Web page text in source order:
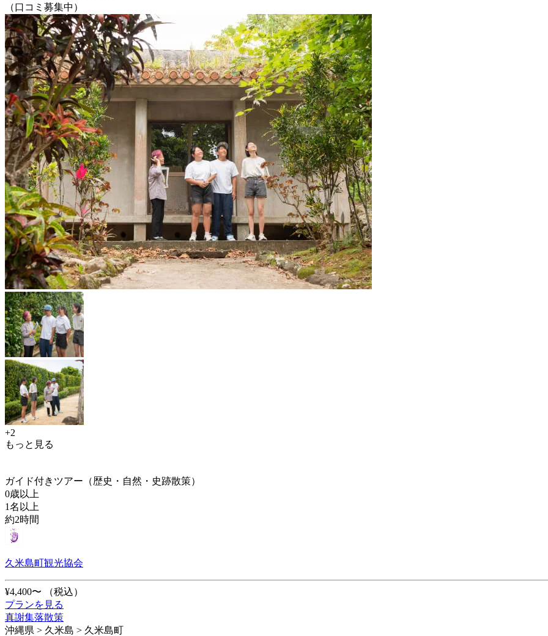
（口コミ募集中）
+2
もっと見る
ガイド付きツアー（歴史・自然・史跡散策）
0歳以上
1名以上
約2時間
久米島町観光協会
¥4,400〜
（税込）
プランを見る
真謝集落散策
沖縄県 > 久米島 > 久米島町